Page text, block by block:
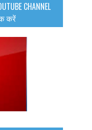
CHANNEL
करें